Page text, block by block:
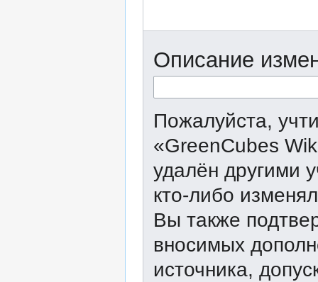
Описание
Пожалуйста,
«GreenCubes
удалён другими
кто-либо
Вы также
вносимых
источника,